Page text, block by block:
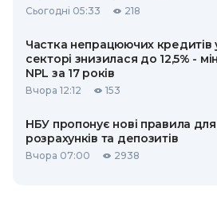
Сьогодні 05:33 218
Частка непрацюючих кредитів
секторі знизилася до 12,5% -
NPL за 17 років
Вчора 12:12 153
НБУ пропонує нові правила
розрахунків та депозитів
Вчора 07:00 2938